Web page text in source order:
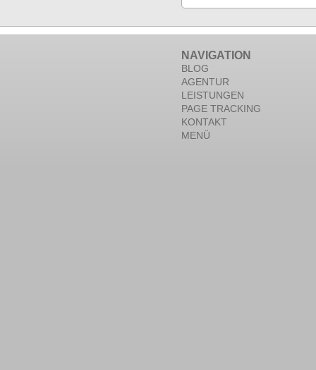
NAVIGATION
BLOG
AGENTUR
LEISTUNGEN
PAGE TRACKING
KONTAKT
MENÜ